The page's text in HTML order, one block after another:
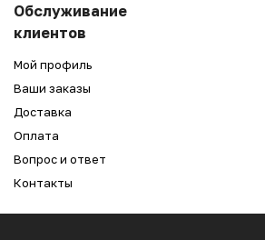
Обслуживание
клиентов
Мой профиль
Ваши заказы
Доставка
Оплата
Вопрос и ответ
Контакты